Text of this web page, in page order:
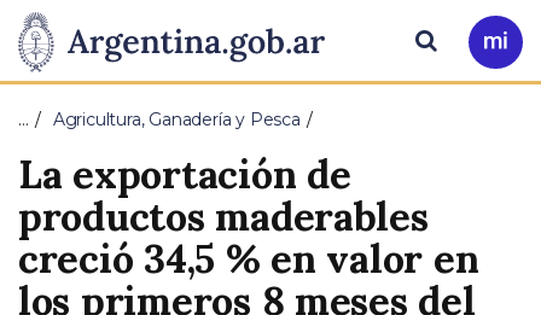
Presidencia
de
la
Nación
Pasar al contenido principal
Ir
a
Buscar
… Agricultura, Ganadería y Pesca
La exportación de
productos maderables
creció 34,5 % en valor en
los primeros 8 meses del